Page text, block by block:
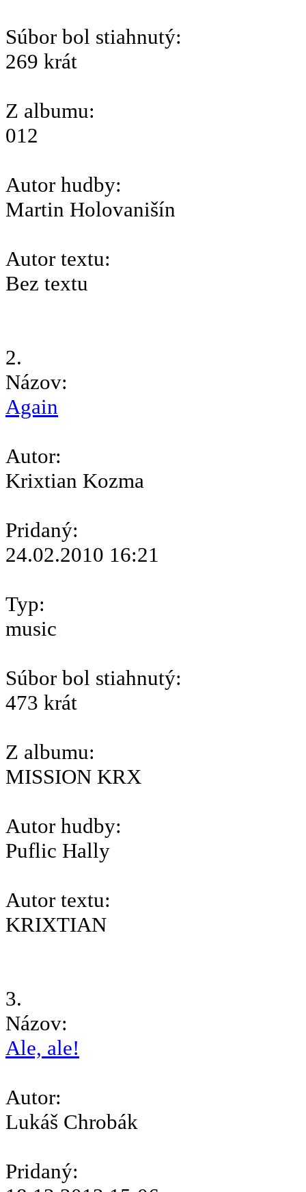
Súbor bol stiahnutý:
269 krát
Z albumu:
012
Autor hudby:
Martin Holovanišín
Autor textu:
Bez textu
2.
Názov:
Again
Autor:
Krixtian Kozma
Pridaný:
24.02.2010 16:21
Typ:
music
Súbor bol stiahnutý:
473 krát
Z albumu:
MISSION KRX
Autor hudby:
Puflic Hally
Autor textu:
KRIXTIAN
3.
Názov:
Ale, ale!
Autor:
Lukáš Chrobák
Pridaný: